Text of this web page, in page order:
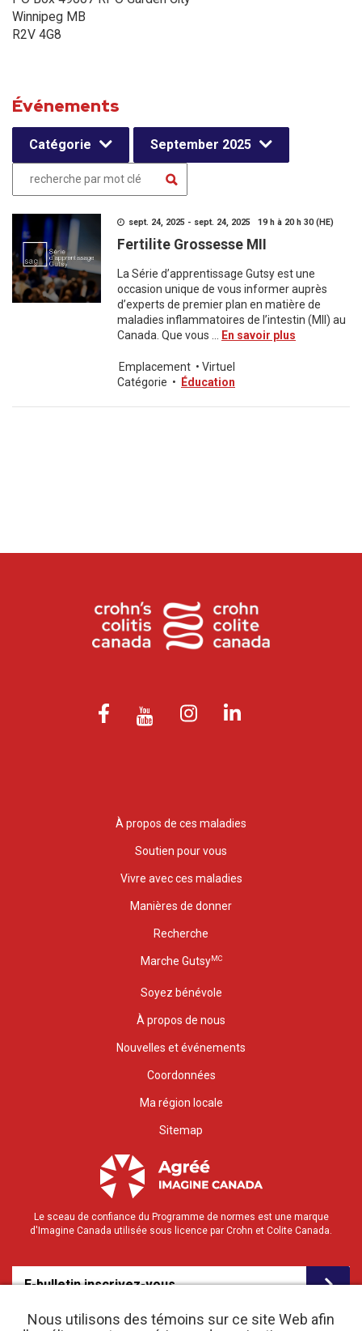
Nous utilisons des témoins sur ce site Web afin
Winnipeg MB
R2V 4G8
Événements
Catégorie September 2025
sept. 24, 2025 - sept. 24, 2025 19 h à 20 h 30 (HE)
Fertilite Grossesse MII
La Série d’apprentissage Gutsy est une
occasion unique de vous informer auprès
d’experts de premier plan en matière de
maladies inflammatoires de l’intestin (MII) au
Canada. Que vous ...
En savoir plus
Emplacement • Virtuel
Catégorie • Éducation
À propos de ces maladies
Soutien pour vous
Vivre avec ces maladies
Manières de donner
Recherche
Marche GutsyMC
Soyez bénévole
À propos de nous
Nouvelles et événements
Coordonnées
Ma région locale
Sitemap
Le sceau de confiance du Programme de normes est une marque
d'Imagine Canada utilisée sous licence par Crohn et Colite Canada.
E-bulletin inscrivez-vous